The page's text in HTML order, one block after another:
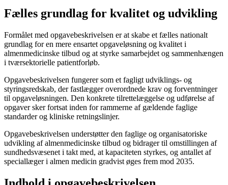
Fælles grundlag for kvalitet og udvikling
Formålet med opgavebeskrivelsen er at skabe et fælles nationalt
grundlag for en mere ensartet opgaveløsning og kvalitet i
almenmedicinske tilbud og at styrke samarbejdet og sammenhængen
i tværsektorielle patientforløb.
Opgavebeskrivelsen fungerer som et fagligt udviklings- og
styringsredskab, der fastlægger overordnede krav og forventninger
til opgaveløsningen. Den konkrete tilrettelæggelse og udførelse af
opgaver sker fortsat inden for rammerne af gældende faglige
standarder og kliniske retningslinjer.
Opgavebeskrivelsen understøtter den faglige og organisatoriske
udvikling af almenmedicinske tilbud og bidrager til omstillingen af
sundhedsvæsenet i takt med, at kapaciteten styrkes, og antallet af
speciallæger i almen medicin gradvist øges frem mod 2035.